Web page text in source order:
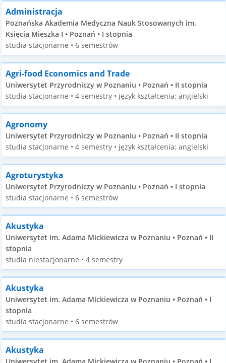
Administracja
Poznańska Akademia Medyczna Nauk Stosowanych im.
Księcia Mieszka I • Poznań • I stopnia
studia stacjonarne • 6 semestrów
Agri-food Economics and Trade
Uniwersytet Przyrodniczy w Poznaniu • Poznań • II stopnia
studia stacjonarne • 4 semestry • język kształcenia: angielski
Agronomy
Uniwersytet Przyrodniczy w Poznaniu • Poznań • II stopnia
studia stacjonarne • 4 semestry • język kształcenia: angielski
Agroturystyka
Uniwersytet Przyrodniczy w Poznaniu • Poznań • I stopnia
studia stacjonarne • 6 semestrów
Akustyka
Uniwersytet im. Adama Mickiewicza w Poznaniu • Poznań • II
stopnia
studia niestacjonarne • 4 semestry
Akustyka
Uniwersytet im. Adama Mickiewicza w Poznaniu • Poznań • I
stopnia
studia stacjonarne • 6 semestrów
Akustyka